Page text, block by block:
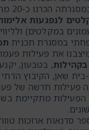
לנפגעות
במקלטים)
במסגרת תכנית
את פעילות
, בטבעון,
בית שאן, הקיבוץ הדתי
פעילות חדשה של
הפעילות מתקיימת
סדנאות ארוכות טווח